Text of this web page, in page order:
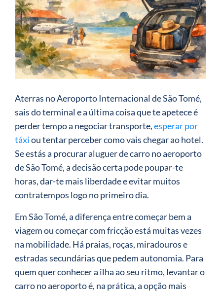
Aterras no Aeroporto Internacional de São Tomé,
sais do terminal e a última coisa que te apetece é
perder tempo a negociar transporte,esperar por
táxiou tentar perceber como vais chegar ao hotel.
Se estás a procurar aluguer de carro no aeroporto
de São Tomé, a decisão certa pode poupar-te
horas, dar-te mais liberdade e evitar muitos
contratempos logo no primeiro dia.
Em São Tomé, a diferença entre começar bem a
viagem ou começar com fricção está muitas vezes
na mobilidade. Há praias, roças, miradouros e
estradas secundárias que pedem autonomia. Para
quem quer conhecer a ilha ao seu ritmo, levantar o
carro no aeroporto é, na prática, a opção mais